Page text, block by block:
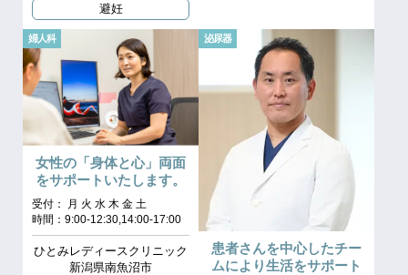
避妊
婦人科
女性の「身体と心」両面
をサポートいたします。
受付： 月 火 水 木 金 土
時間：9:00-12:30,14:00-17:00
ひとみレディースクリニック
新潟県南魚沼市
泌尿器
患者さんを中心したチー
ムにより生活をサポート